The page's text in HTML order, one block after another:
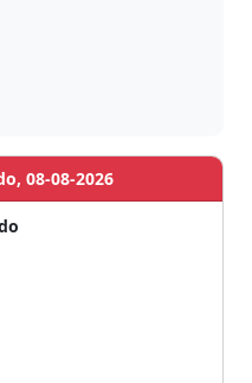
08-08-2026